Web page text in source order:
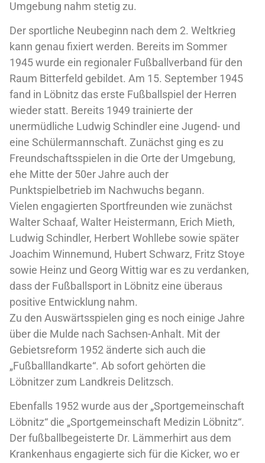
Umgebung nahm stetig zu.
Der sportliche Neubeginn nach dem 2. Weltkrieg
kann genau fixiert werden. Bereits im Sommer
1945 wurde ein regionaler Fußballverband für den
Raum Bitterfeld gebildet. Am 15. September 1945
fand in Löbnitz das erste Fußballspiel der Herren
wieder statt. Bereits 1949 trainierte der
unermüdliche Ludwig Schindler eine Jugend- und
eine Schülermannschaft. Zunächst ging es zu
Freundschaftsspielen in die Orte der Umgebung,
ehe Mitte der 50er Jahre auch der
Punktspielbetrieb im Nachwuchs begann.
Vielen engagierten Sportfreunden wie zunächst
Walter Schaaf, Walter Heistermann, Erich Mieth,
Ludwig Schindler, Herbert Wohllebe sowie später
Joachim Winnemund, Hubert Schwarz, Fritz Stoye
sowie Heinz und Georg Wittig war es zu verdanken,
dass der Fußballsport in Löbnitz eine überaus
positive Entwicklung nahm.
Zu den Auswärtsspielen ging es noch einige Jahre
über die Mulde nach Sachsen-Anhalt. Mit der
Gebietsreform 1952 änderte sich auch die
„Fußballlandkarte“. Ab sofort gehörten die
Löbnitzer zum Landkreis Delitzsch.
Ebenfalls 1952 wurde aus der „Sportgemeinschaft
Löbnitz“ die „Sportgemeinschaft Medizin Löbnitz“.
Der fußballbegeisterte Dr. Lämmerhirt aus dem
Krankenhaus engagierte sich für die Kicker, wo er